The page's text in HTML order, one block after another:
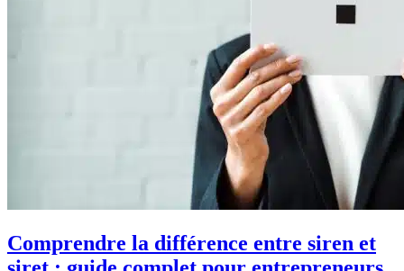
Comprendre la différence entre siren et